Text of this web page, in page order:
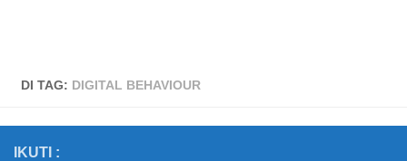
DI TAG: DIGITAL BEHAVIOUR
IKUTI :